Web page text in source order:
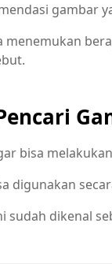
gambar
bisa
digunakan
sudah dikenal